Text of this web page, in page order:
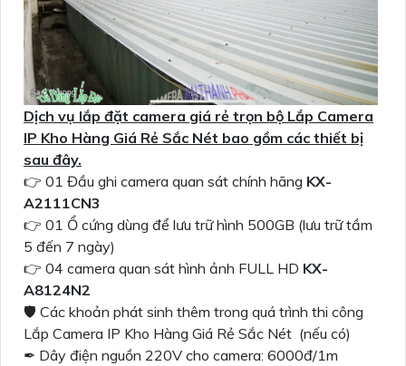
Dịch vụ lắp đặt camera giá rẻ trọn bộ Lắp Camera
IP Kho Hàng Giá Rẻ Sắc Nét bao gồm các thiết bị
sau đây.
👉 01 Đầu ghi camera quan sát chính hãng KX-
A2111CN3
👉 01 Ổ cứng dùng để lưu trữ hình 500GB (lưu trữ tầm
5 đến 7 ngày)
👉 04 camera quan sát hình ảnh FULL HD KX-
A8124N2
🛡 Các khoản phát sinh thêm trong quá trình thi công
Lắp Camera IP Kho Hàng Giá Rẻ Sắc Nét (nếu có)
✒ Dây điện nguồn 220V cho camera: 6000đ/1m